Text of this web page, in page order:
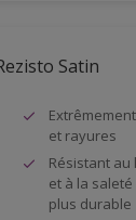
Satin
et rayures
Résistant au
et à la
plus durable